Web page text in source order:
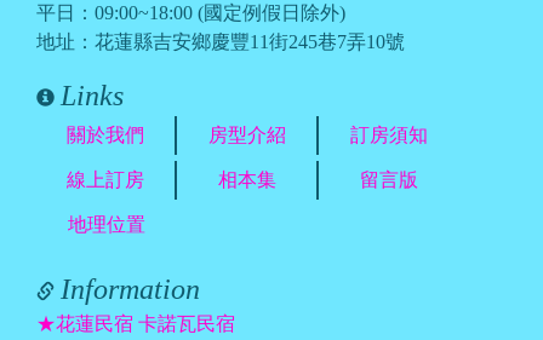
平日：09:00~18:00 (國定例假日除外)
地址：花蓮縣吉安鄉慶豐11街245巷7弄10號
Links
關於我們 房型介紹 訂房須知
線上訂房 相本集 留言版
地理位置
Information
★花蓮民宿 卡諾瓦民宿